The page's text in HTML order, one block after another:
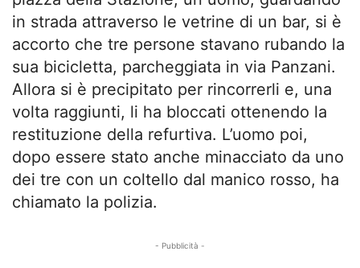
in strada attraverso le vetrine di un bar, si è
accorto che tre persone stavano rubando la
sua bicicletta, parcheggiata in via Panzani.
Allora si è precipitato per rincorrerli e, una
volta raggiunti, li ha bloccati ottenendo la
restituzione della refurtiva. L’uomo poi,
dopo essere stato anche minacciato da uno
dei tre con un coltello dal manico rosso, ha
chiamato la polizia.
- Pubblicità -